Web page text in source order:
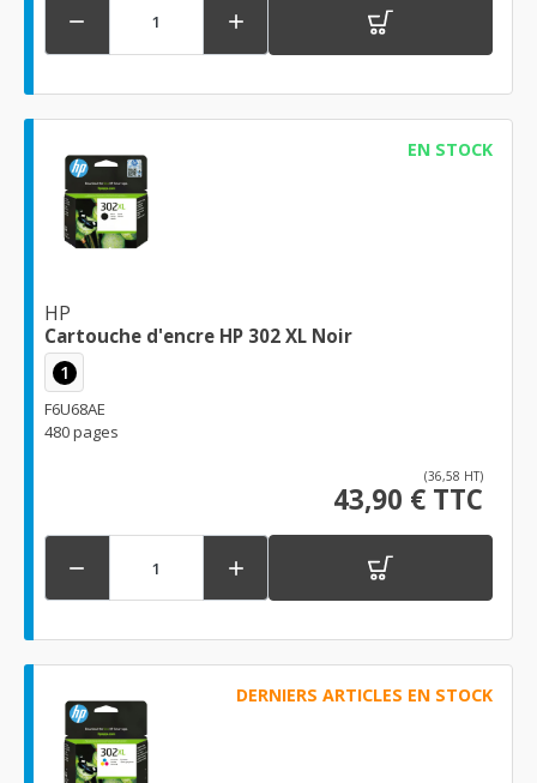
 
EN STOCK
HP
Cartouche d'encre HP 302 XL Noir
1
F6U68AE
480 pages
(36,58 HT)
43,90 € TTC
 
DERNIERS ARTICLES EN STOCK